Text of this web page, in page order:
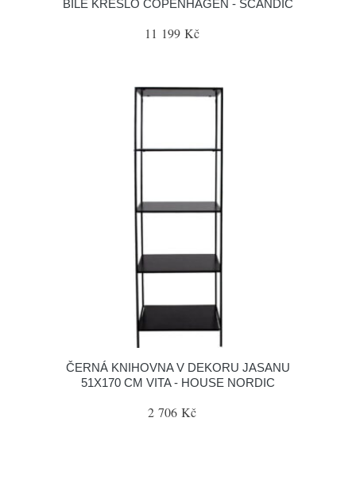
BÍLÉ KŘESLO COPENHAGEN - SCANDIC
11 199 Kč
ČERNÁ KNIHOVNA V DEKORU JASANU
51X170 CM VITA - HOUSE NORDIC
2 706 Kč